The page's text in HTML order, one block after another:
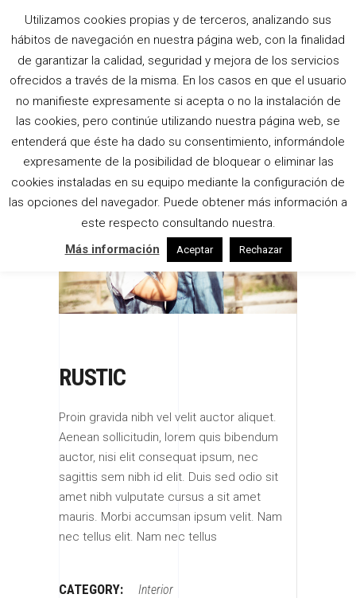
RUSTIC
Home|Interior |Rustic
RUSTIC
Proin gravida nibh vel velit auctor aliquet.
Aenean sollicitudin, lorem quis bibendum
auctor, nisi elit consequat ipsum, nec
sagittis sem nibh id elit. Duis sed odio sit
amet nibh vulputate cursus a sit amet
mauris. Morbi accumsan ipsum velit. Nam
nec tellus elit. Nam nec tellus
CATEGORY: Interior
Utilizamos cookies propias y de terceros, analizando sus
hábitos de navegación en nuestra página web, con la finalidad
de garantizar la calidad, seguridad y mejora de los servicios
ofrecidos a través de la misma. En los casos en que el usuario
no manifieste expresamente si acepta o no la instalación de
las cookies, pero continúe utilizando nuestra página web, se
entenderá que éste ha dado su consentimiento, informándole
expresamente de la posibilidad de bloquear o eliminar las
cookies instaladas en su equipo mediante la configuración de
las opciones del navegador. Puede obtener más información a
este respecto consultando nuestra.
Más información
Aceptar Rechazar